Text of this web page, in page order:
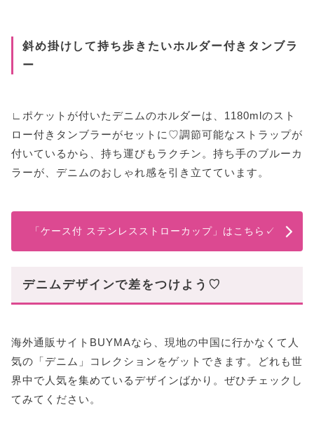
斜め掛けして持ち歩きたいホルダー付きタンブラ
ー
∟ポケットが付いたデニムのホルダーは、1180mlのスト
ロー付きタンブラーがセットに♡調節可能なストラップが
付いているから、持ち運びもラクチン。持ち手のブルーカ
ラーが、デニムのおしゃれ感を引き立てています。
「ケース付 ステンレスストローカップ」はこちら✓
デニムデザインで差をつけよう♡
海外通販サイトBUYMAなら、現地の中国に行かなくて人
気の「デニム」コレクションをゲットできます。どれも世
界中で人気を集めているデザインばかり。ぜひチェックし
てみてください。